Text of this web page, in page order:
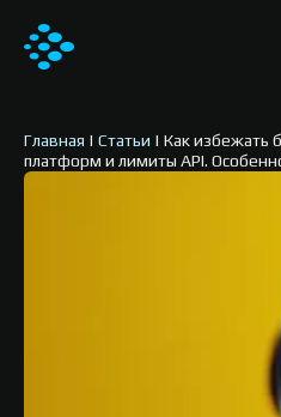
Главная | Статьи | Как избежать
платформ и лимиты API.